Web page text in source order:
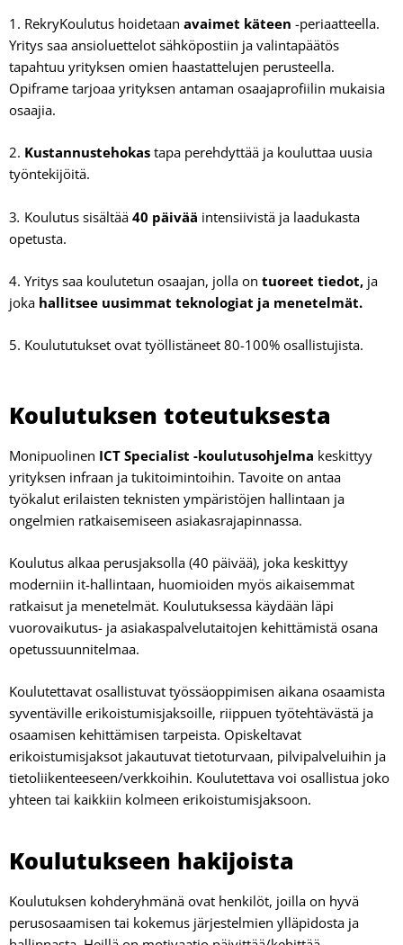
1. RekryKoulutus hoidetaan avaimet käteen -periaatteella.
Yritys saa ansioluettelot sähköpostiin ja valintapäätös
tapahtuu yrityksen omien haastattelujen perusteella.
Opiframe tarjoaa yrityksen antaman osaajaprofiilin mukaisia
osaajia.
2. Kustannustehokas tapa perehdyttää ja kouluttaa uusia
työntekijöitä.
3. Koulutus sisältää 40 päivää intensiivistä ja laadukasta
opetusta.
4. Yritys saa koulutetun osaajan, jolla on tuoreet tiedot, ja
joka hallitsee uusimmat teknologiat ja menetelmät.
5. Koulututukset ovat työllistäneet 80-100% osallistujista.
Koulutuksen toteutuksesta
Monipuolinen ICT Specialist -koulutusohjelma keskittyy
yrityksen infraan ja tukitoimintoihin. Tavoite on antaa
työkalut erilaisten teknisten ympäristöjen hallintaan ja
ongelmien ratkaisemiseen asiakasrajapinnassa.
Koulutus alkaa perusjaksolla (40 päivää), joka keskittyy
moderniin it-hallintaan, huomioiden myös aikaisemmat
ratkaisut ja menetelmät. Koulutuksessa käydään läpi
vuorovaikutus- ja asiakaspalvelutaitojen kehittämistä osana
opetussuunnitelmaa.
Koulutettavat osallistuvat työssäoppimisen aikana osaamista
syventäville erikoistumisjaksoille, riippuen työtehtävästä ja
osaamisen kehittämisen tarpeista. Opiskeltavat
erikoistumisjaksot jakautuvat tietoturvaan, pilvipalveluihin ja
tietoliikenteeseen/verkkoihin. Koulutettava voi osallistua joko
yhteen tai kaikkiin kolmeen erikoistumisjaksoon.
Koulutukseen hakijoista
Koulutuksen kohderyhmänä ovat henkilöt, joilla on hyvä
perusosaamisen tai kokemus järjestelmien ylläpidosta ja